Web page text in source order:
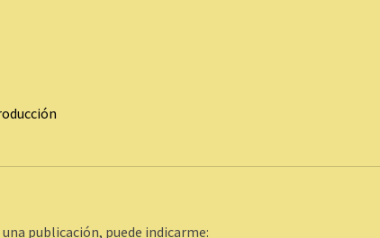
publicación, puede indicarme: